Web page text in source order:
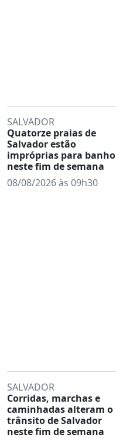
SALVADOR
Quatorze praias de
Salvador estão
impróprias para banho
neste fim de semana
08/08/2026 às 09h30
SALVADOR
Corridas, marchas e
caminhadas alteram o
trânsito de Salvador
neste fim de semana